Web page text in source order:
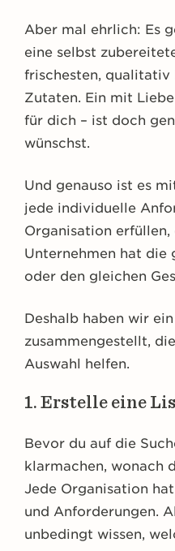
Aber mal ehrlich: Es
eine selbst
frischesten, qualitativ
Zutaten. Ein mit
für dich – ist doch
wünschst.
Und genauso ist es
jede individuelle
Organisation
Unternehmen hat die
oder den gleichen
Deshalb haben wir
zusammengestellt,
Auswahl helfen.
1. Erstelle eine
Bevor du auf die
klarmachen, wonach
Jede Organisation
und Anforderungen.
unbedingt wissen,